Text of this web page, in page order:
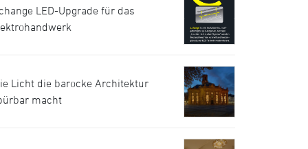
LED-Upgrade für das
Licht die barocke Architektur
macht